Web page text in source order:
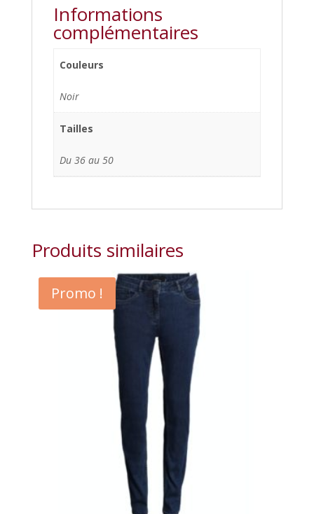
Informations
complémentaires
Couleurs
Noir
Tailles
Du 36 au 50
Produits similaires
Promo !